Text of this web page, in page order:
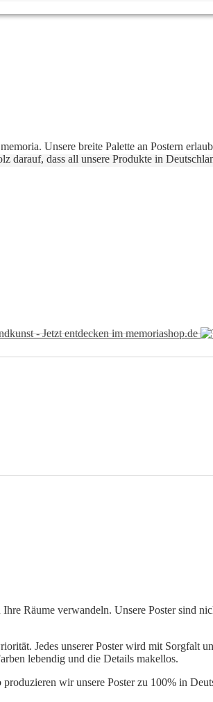
Unsere breite Palette an Postern
darauf, dass all unsere Produkte in
Räume verwandeln. Unsere Poster sind
Jedes unserer Poster wird mit Sorgfalt
lebendig und die Details makellos.
wir unsere Poster zu 100% in